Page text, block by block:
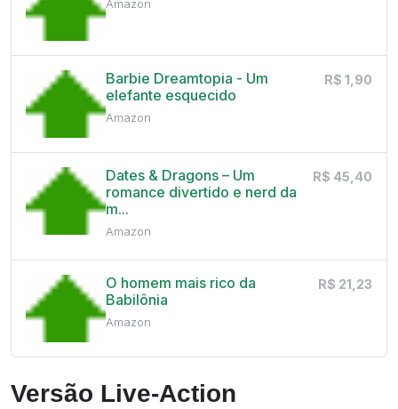
Amazon
Barbie Dreamtopia - Um
elefante esquecido
Amazon
R$ 1,90
Dates & Dragons – Um
romance divertido e nerd da
m...
Amazon
R$ 45,40
O homem mais rico da
Babilônia
Amazon
R$ 21,23
Versão Live-Action